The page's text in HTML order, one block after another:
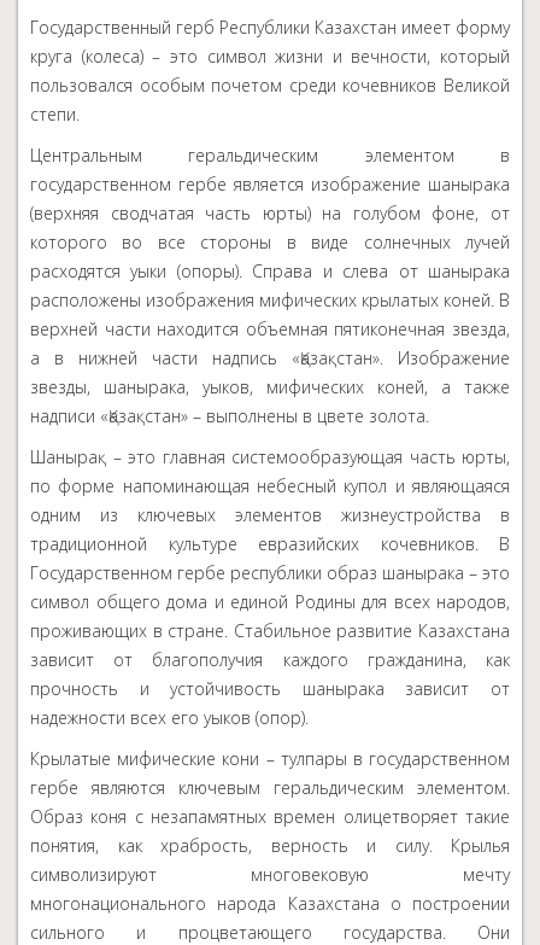
Государственный герб Республики Казахстан имеет форму
круга (колеса) – это символ жизни и вечности, который
пользовался особым почетом среди кочевников Великой
степи.
Центральным геральдическим элементом в
государственном гербе является изображение шанырака
(верхняя сводчатая часть юрты) на голубом фоне, от
которого во все стороны в виде солнечных лучей
расходятся уыки (опоры). Справа и слева от шанырака
расположены изображения мифических крылатых коней. В
верхней части находится объемная пятиконечная звезда,
а в нижней части надпись «Қазақстан». Изображение
звезды, шанырака, уыков, мифических коней, а также
надписи «Қазақстан» – выполнены в цвете золота.
Шанырақ – это главная системообразующая часть юрты,
по форме напоминающая небесный купол и являющаяся
одним из ключевых элементов жизнеустройства в
традиционной культуре евразийских кочевников. В
Государственном гербе республики образ шанырака – это
символ общего дома и единой Родины для всех народов,
проживающих в стране. Стабильное развитие Казахстана
зависит от благополучия каждого гражданина, как
прочность и устойчивость шанырака зависит от
надежности всех его уыков (опор).
Крылатые мифические кони – тулпары в государственном
гербе являются ключевым геральдическим элементом.
Образ коня с незапамятных времен олицетворяет такие
понятия, как храбрость, верность и силу. Крылья
символизируют многовековую мечту
многонационального народа Казахстана о построении
сильного и процветающего государства. Они